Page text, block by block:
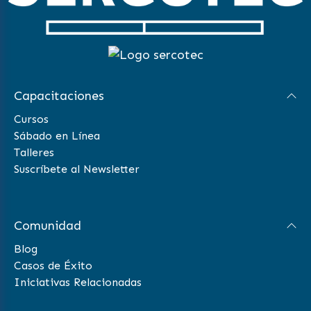
Capacitaciones
Cursos
Sábado en Línea
Talleres
Suscríbete al Newsletter
Comunidad
Blog
Casos de Éxito
Iniciativas Relacionadas